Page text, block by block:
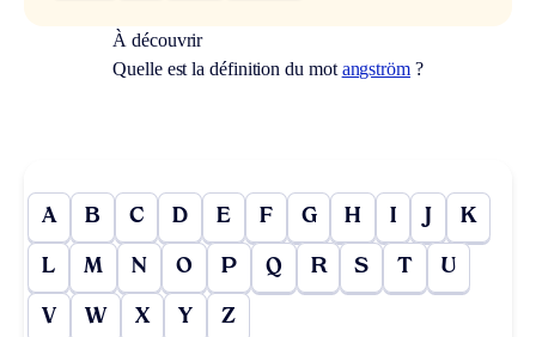
À découvrir
Quelle est la définition du mot angström?
A B C D E F G H I J K
L M N O P Q R S T U
V W X Y Z